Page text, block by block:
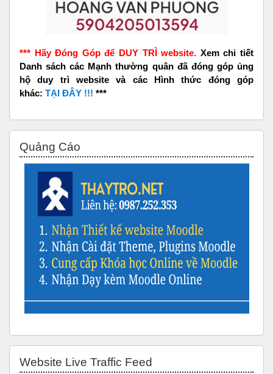
*** Hãy Đóng Góp để DUY TRÌ website. Xem chi tiết
Danh sách các Mạnh thường quân đã đóng góp ủng
hộ duy trì website và các Hình thức đóng góp
khác: TẠI ĐÂY !!! ***
Quảng Cáo
Website Live Traffic Feed